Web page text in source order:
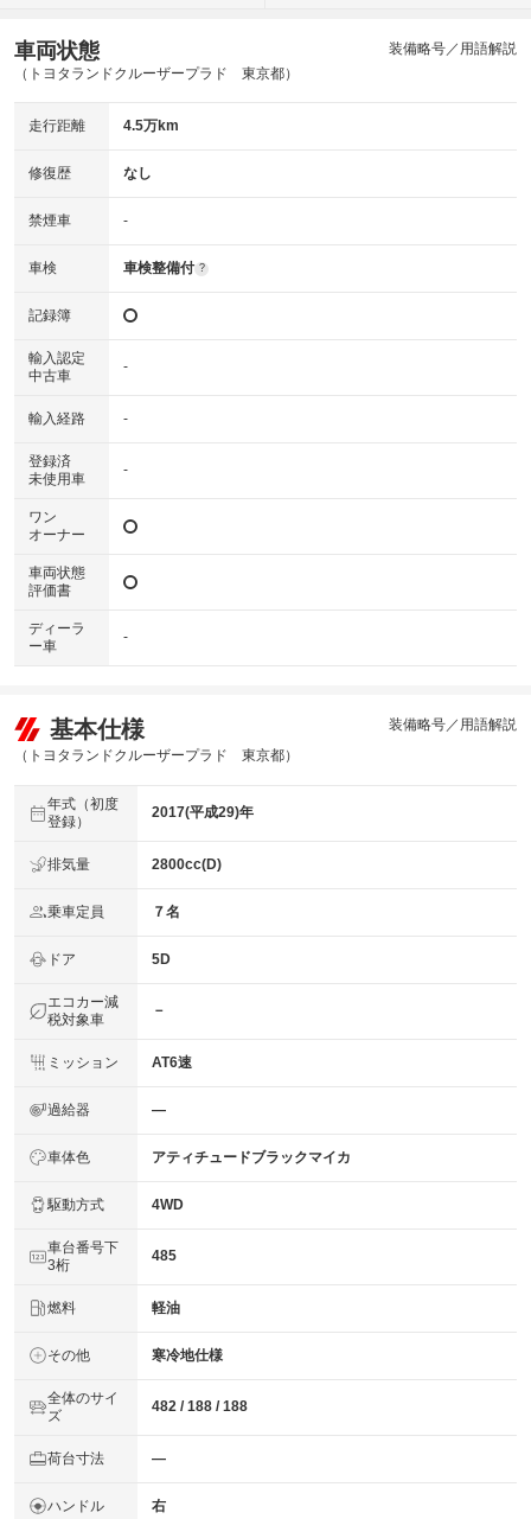
車両状態
（トヨタランドクルーザープラド 東京都）
装備略号／用語解説
走行距離 4.5万km
修復歴 なし
禁煙車 -
車検 車検整備付 ?
記録簿
輸入認定
中古車
-
輸入経路 -
登録済
未使用車
-
ワン
オーナー
車両状態
評価書
ディーラ
ー車
-
基本仕様
（トヨタランドクルーザープラド 東京都）
装備略号／用語解説
年式（初度
登録）
2017(平成29)年
排気量 2800cc(D)
乗車定員 ７名
ドア 5D
エコカー減
税対象車
－
ミッション AT6速
過給器 ―
車体色 アティチュードブラックマイカ
駆動方式 4WD
車台番号下
3桁
485
燃料 軽油
その他 寒冷地仕様
全体のサイ
ズ
482 / 188 / 188
荷台寸法 ―
ハンドル 右